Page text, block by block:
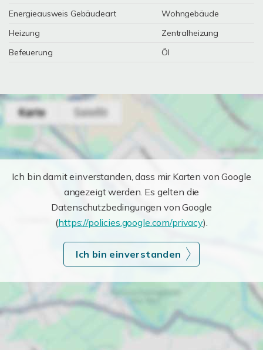
Energieausweis Gebäudeart
Wohngebäude
Heizung
Zentralheizung
Befeuerung
Öl
Ich bin damit einverstanden, dass mir Karten von Google
angezeigt werden. Es gelten die
Datenschutzbedingungen von Google
(https://policies.google.com/privacy).
Ich bin einverstanden